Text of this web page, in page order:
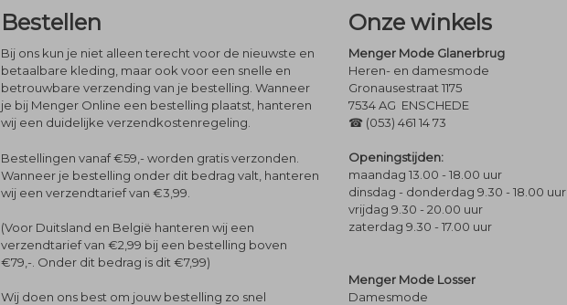
Bestellen
Bij ons kun je niet alleen terecht voor de nieuwste en
betaalbare kleding, maar ook voor een snelle en
betrouwbare verzending van je bestelling. Wanneer
je bij Menger Online een bestelling plaatst, hanteren
wij een duidelijke verzendkostenregeling.
Bestellingen vanaf €59,- worden gratis verzonden.
Wanneer je bestelling onder dit bedrag valt, hanteren
wij een verzendtarief van €3,99.
(Voor Duitsland en België hanteren wij een
verzendtarief van €2,99 bij een bestelling boven
€79,-. Onder dit bedrag is dit €7,99)
Wij doen ons best om jouw bestelling zo snel
Onze winkels
Menger Mode Glanerbrug
Heren- en damesmode
Gronausestraat 1175
7534 AG ENSCHEDE
☎ (053) 461 14 73
Openingstijden:
maandag 13.00 - 18.00 uur
dinsdag - donderdag 9.30 - 18.00 uur
vrijdag 9.30 - 20.00 uur
zaterdag 9.30 - 17.00 uur
Menger Mode Losser
Damesmode